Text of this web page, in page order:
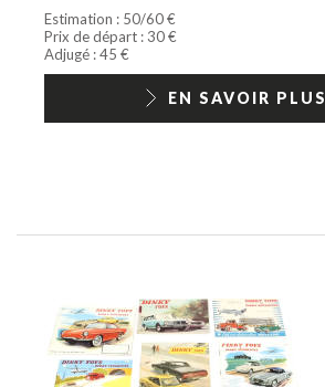
Estimation : 50/60 €
Prix de départ : 30 €
Adjugé : 45 €
EN SAVOIR PLUS